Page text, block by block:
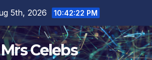
5th, 2026 10:42:23 PM
Mrs Celebs